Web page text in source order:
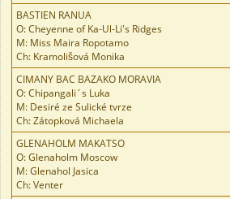
BASTIEN RANUA
O: Cheyenne of Ka-Ul-Li's Ridges
M: Miss Maira Ropotamo
Ch: Kramolišová Monika
CIMANY BAC BAZAKO MORAVIA
O: Chipangali´s Luka
M: Desiré ze Sulické tvrze
Ch: Zátopková Michaela
GLENAHOLM MAKATSO
O: Glenaholm Moscow
M: Glenahol Jasica
Ch: Venter